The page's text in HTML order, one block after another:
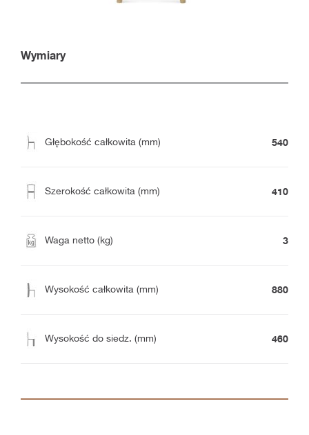
Wymiary
Głębokość całkowita (mm) 540
Szerokość całkowita (mm) 410
Waga netto (kg) 3
Wysokość całkowita (mm) 880
Wysokość do siedz. (mm) 460